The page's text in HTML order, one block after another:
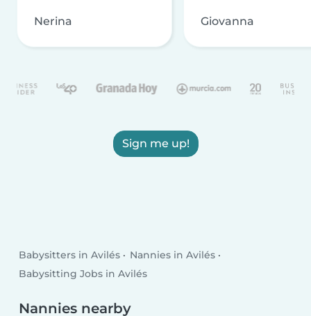
Nerina Giovanna
Sign me up!
Babysitters in Avilés
Nannies in Avilés
Babysitting Jobs in Avilés
Nannies nearby